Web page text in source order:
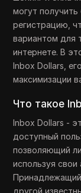
могут
регистрацию,
вариантом для
интернете. В
Inbox Dollars,
максимизации
Что такое
Inbox Dollars -
доступный
позволяющий
используя
Принадлежащий
другой